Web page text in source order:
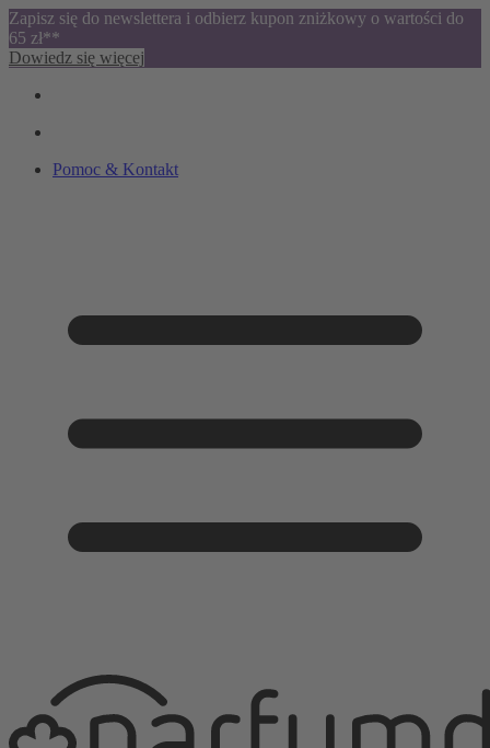
Zapisz się do newslettera i odbierz kupon zniżkowy o wartości do
65 zł**
Dowiedz się więcej
Pomoc & Kontakt